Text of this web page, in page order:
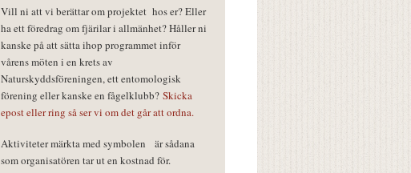
Vill ni att vi berättar om projektet hos er? Eller
ha ett föredrag om fjärilar i allmänhet? Håller ni
kanske på att sätta ihop programmet inför
vårens möten i en krets av
Naturskyddsföreningen, ett entomologisk
förening eller kanske en fågelklubb? Skicka
epost eller ring så ser vi om det går att ordna.
Aktiviteter märkta med symbolen
är sådana
som organisatören tar ut en kostnad för.